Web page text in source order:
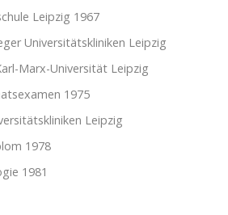
Leipzig 1967
Universitätskliniken Leipzig
Marx-Universität Leipzig
1975
Leipzig
1978
1981